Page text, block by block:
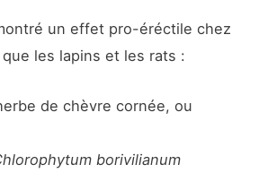
un effet pro-éréctile chez
les lapins et les rats :
de chèvre cornée, ou
borivilianum